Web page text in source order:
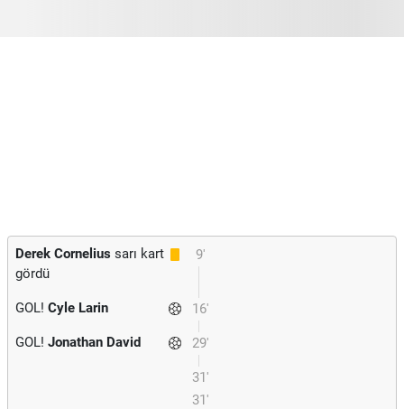
9'
Derek Cornelius sarı kart
gördü
16'
GOL! Cyle Larin
29'
GOL! Jonathan David
31'
31'